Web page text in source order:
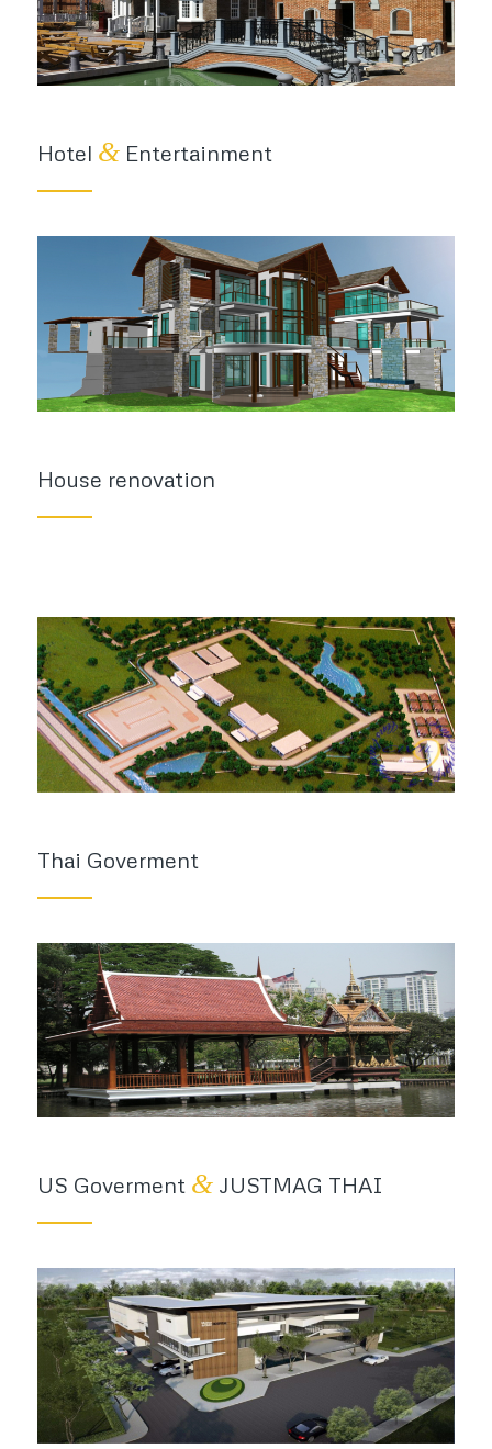
Hotel &Entertainment
House renovation
Thai Goverment
US Goverment &JUSTMAG THAI